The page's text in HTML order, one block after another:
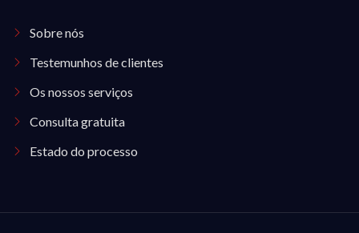
Sobre nós
Testemunhos de clientes
Os nossos serviços
Consulta gratuita
Estado do processo